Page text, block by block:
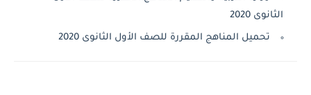
الثانوى 2020
تحميل المناهج المقررة للصف الأول الثانوى 2020